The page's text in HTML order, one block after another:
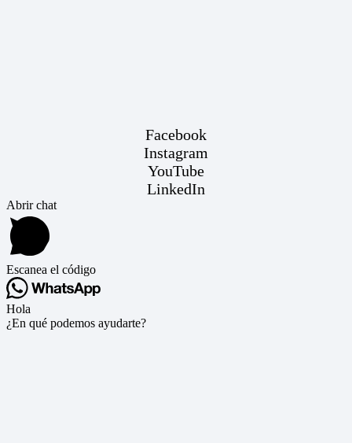
Facebook
Instagram
YouTube
LinkedIn
Abrir chat
Escanea el código
Hola
¿En qué podemos ayudarte?